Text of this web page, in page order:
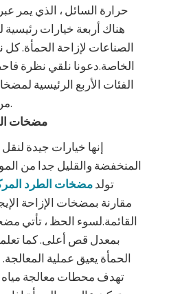
حرارة السائل ، الذي يمر
هناك أربعة خيارات
الصناعات لإزاحة الحمأة. كل
الخاصة.دعونا نلقي نظرة
الفئات الأربع الرئيسية
من منظور نقل الحمأة.
مضخات
إنها خيارات جيدة
المنخفضة والقليل جدا من
تولدمضخات الطرد
مقارنة بمضخات الإزاحة
القائمة.لسوء الحظ ، تأتي
بمعدل قص أعلى. كما
الحمأة يعيق عملية المعالجة.
تهدف محطات معالجة